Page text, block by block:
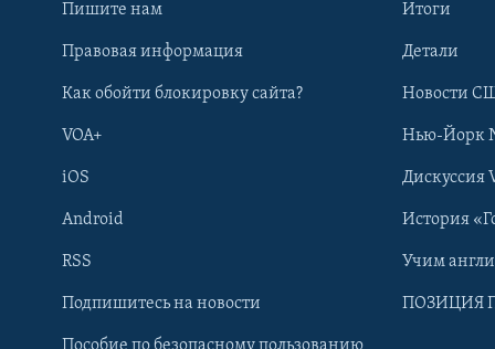
Learning English
Пишите нам
Правовая информация
Как обойти блокировку сайта?
VOA+
iOS
Android
RSS
Подпишитесь на новости
Итоги
Детали
Новости
Нью-Йорк
Дискуссия
История
Учим
ПОЗИЦИЯ